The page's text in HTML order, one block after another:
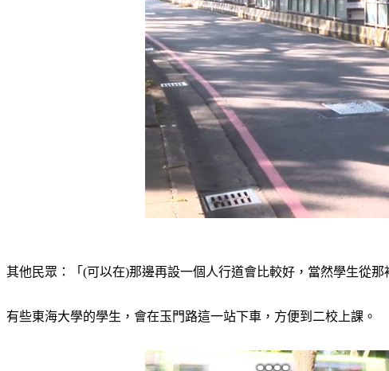
其他民眾：「(可以在)那邊再設一個人行道會比較好，當然學生從
有些東海大學的學生，會在玉門路這一站下車，方便到二校上課。